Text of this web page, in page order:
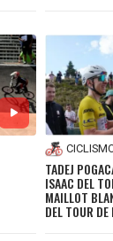
TADEJ
ISAAC DEL
MAILLOT
DEL TOUR